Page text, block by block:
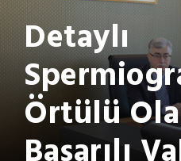
Detaylı
Örtülü